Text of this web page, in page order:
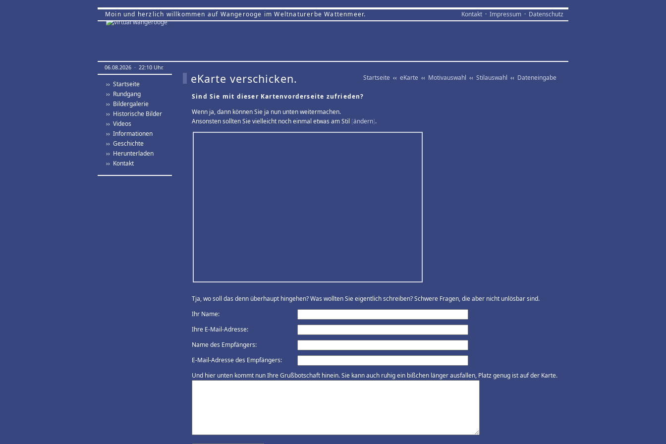
Moin und herzlich willkommen auf Wangerooge im Weltnaturerbe Wattenmeer. Kontakt · Impressum · Datenschutz
06.08.2026 · 22:10 Uhr.
›› Startseite
›› Rundgang
›› Bildergalerie
›› Historische Bilder
›› Videos
›› Informationen
›› Geschichte
›› Herunterladen
›› Kontakt
Startseite ‹‹ eKarte ‹‹ Motivauswahl ‹‹ Stilauswahl ‹‹ Dateneingabe
eKarte verschicken.
Sind Sie mit dieser Kartenvorderseite zufrieden?
Wenn ja, dann können Sie ja nun unten weitermachen.
Ansonsten sollten Sie vielleicht noch einmal etwas am Stil [ändern].
Tja, wo soll das denn überhaupt hingehen? Was wollten Sie eigentlich schreiben? Schwere Fragen, die aber nicht unlösbar sind.
Ihr Name:
Ihre E-Mail-Adresse:
Name des Empfängers:
E-Mail-Adresse des Empfängers:
Und hier unten kommt nun Ihre Grußbotschaft hinein. Sie kann auch ruhig ein bißchen länger ausfallen, Platz genug ist auf der Karte.